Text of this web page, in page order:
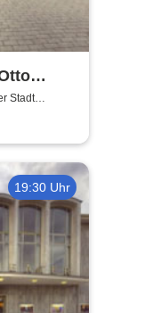
Stadt
19:30 Uhr